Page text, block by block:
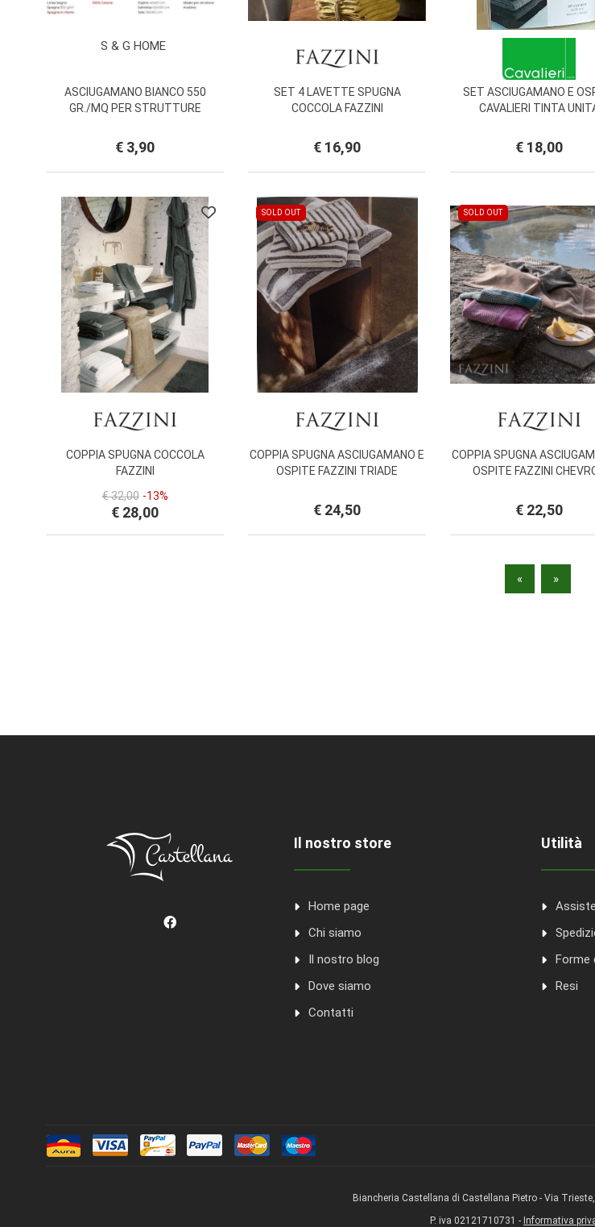
S & G HOME
ASCIUGAMANO BIANCO 550
GR./MQ PER STRUTTURE
€ 3,90
SET 4 LAVETTE SPUGNA
COCCOLA FAZZINI
€ 16,90
SET ASCIUGAMANO E
CAVALIERI TINTA
€ 18,00
COPPIA SPUGNA COCCOLA
FAZZINI
€ 32,00 -13%
€ 28,00
SOLD OUT
COPPIA SPUGNA ASCIUGAMANO E
OSPITE FAZZINI TRIADE
€ 24,50
SOLD OUT
COPPIA SPUGNA
OSPITE FAZZINI
€ 22,50
« »
Il nostro store
Home page
Chi siamo
Il nostro blog
Dove siamo
Contatti
Utilità
Forme
Resi
Biancheria Castellana di Castellana Pietro - Via
P. iva 02121710731 - Informativa